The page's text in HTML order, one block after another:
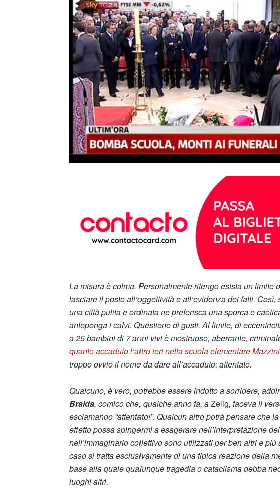
La misura è colma. Personalmente ritengo esista un limite
lasciare il posto all’oggettività e all’evidenza dei fatti.
una città pulita e ordinata ne preferisca una sporca e
anteponga i calvi. Questione di gusti. Al limite, di
a 25 bambini di 7 anni vivi è mostruoso, aberrante,
quanto accaduto l’altro ieri nella scuola elementare
troppo ovvio il nome da dare all’accaduto: attentato.
Qualcuno, è vero, potrebbe essere indotto a sorridere,
Braida, comico che, qualche anno fa, aZelig, faceva il
esclamando “attentato!”. Qualcun altro potrà pensare che
effetto possa spingermi a esagerare nell’interpretazione
nell’immaginario collettivo sono utilizzati per ben altri e più
caso si tratta esclusivamente di una tipica reazione della
base alla quale qualunque tragedia o cataclisma debba
luoghi altri.